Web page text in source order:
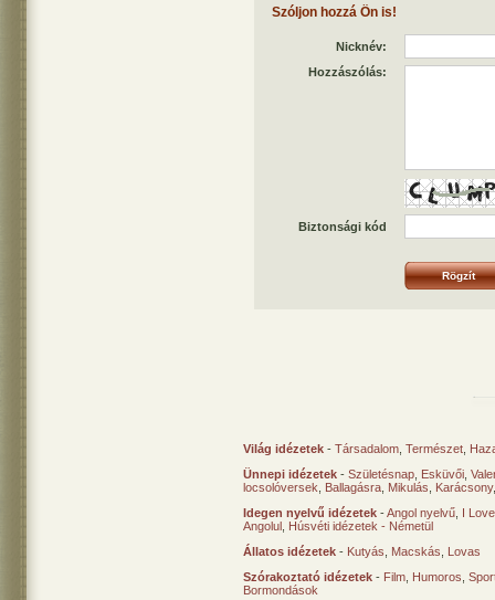
Szóljon hozzá Ön is!
Nicknév:
Hozzászólás:
Biztonsági kód
Világ idézetek - Társadalom Természet
Ünnepi idézetek - Születésnap Esküvői
locsolóversek
Ballagásra Mikulás Karácsony
Idegen nyelvű idézetek -Angol nyelvű I
Angolul Húsvéti idézetek - Németül
Állatos idézetek - Kutyás Macskás
Lovas
Szórakoztató idézetek - Film Humoros
Bormondások